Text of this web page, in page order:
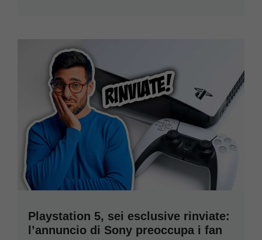
Playstation 5, sei esclusive rinviate:
l’annuncio di Sony preoccupa i fan